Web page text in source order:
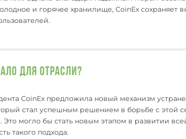
и горячее хранилище, CoinEx сохраняет
для отрасли?
CoinEx предложила новый механизм
стал успешным решением в борьбе с этой
могло бы стать новым этапом в развитии
такого подхода.